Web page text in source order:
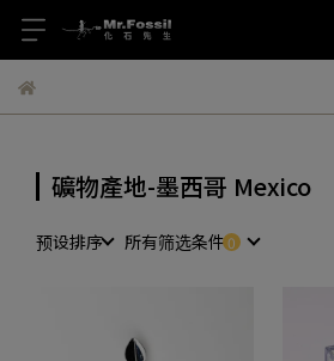
礦物產地-墨西哥 Mexico
预设排序 所有筛选条件